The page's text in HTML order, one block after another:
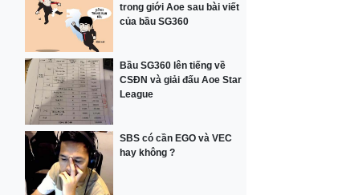
trong giới Aoe sau bài viết
của bầu SG360
Bầu SG360 lên tiếng về
CSĐN và giải đấu Aoe Star
League
SBS có cần EGO và VEC
hay không ?